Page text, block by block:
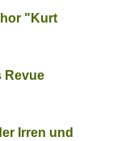
"Kurt
Revue
Irren und